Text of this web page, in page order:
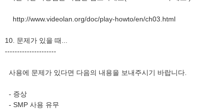
http://www.videolan.org/doc/play-howto/en/ch03.html
10. 문제가 있을 때...
---------------------
사용에 문제가 있다면 다음의 내용을 보내주시기 바랍니다.
- 증상
- SMP 사용 유무